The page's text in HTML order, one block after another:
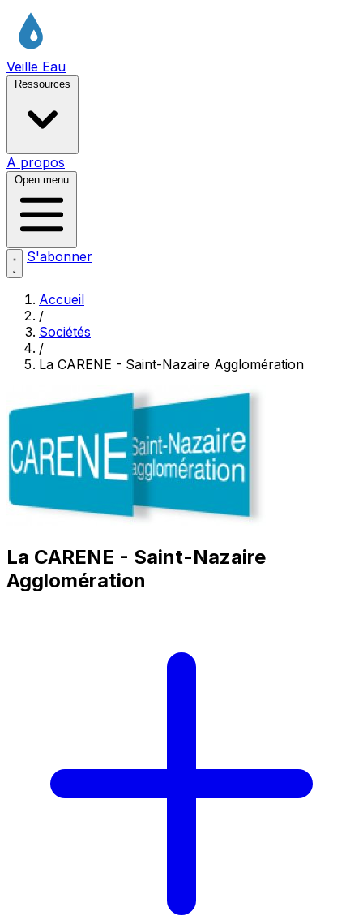
Veille Eau
Ressources
A propos
Open menu
S'abonner
Accueil
/
Sociétés
/
La CARENE - Saint-Nazaire Agglomération
La CARENE - Saint-Nazaire
Agglomération